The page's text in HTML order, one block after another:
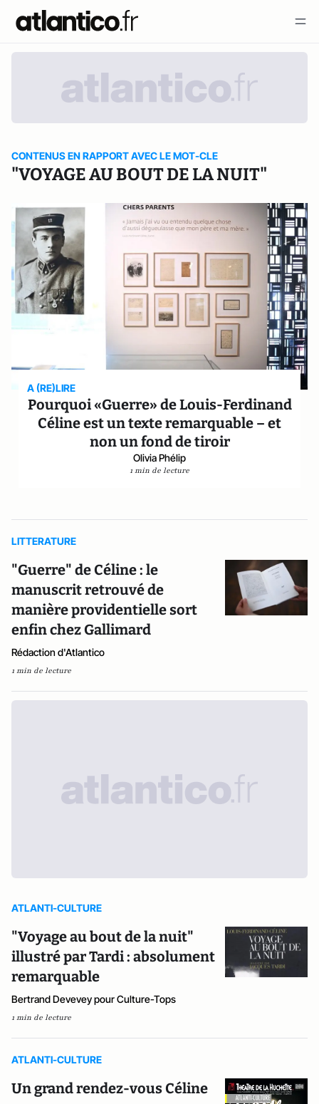
CONTENUS EN RAPPORT AVEC LE MOT-CLE
"VOYAGE AU BOUT DE LA NUIT"
A (RE)LIRE
Pourquoi «Guerre» de Louis-Ferdinand
Céline est un texte remarquable – et
non un fond de tiroir
Olivia Phélip
1 min de lecture
LITTERATURE
"Guerre" de Céline : le
manuscrit retrouvé de
manière providentielle sort
enfin chez Gallimard
Rédaction d'Atlantico
1 min de lecture
ATLANTI-CULTURE
"Voyage au bout de la nuit"
illustré par Tardi : absolument
remarquable
Bertrand Devevey pour Culture-Tops
1 min de lecture
ATLANTI-CULTURE
Un grand rendez-vous Céline